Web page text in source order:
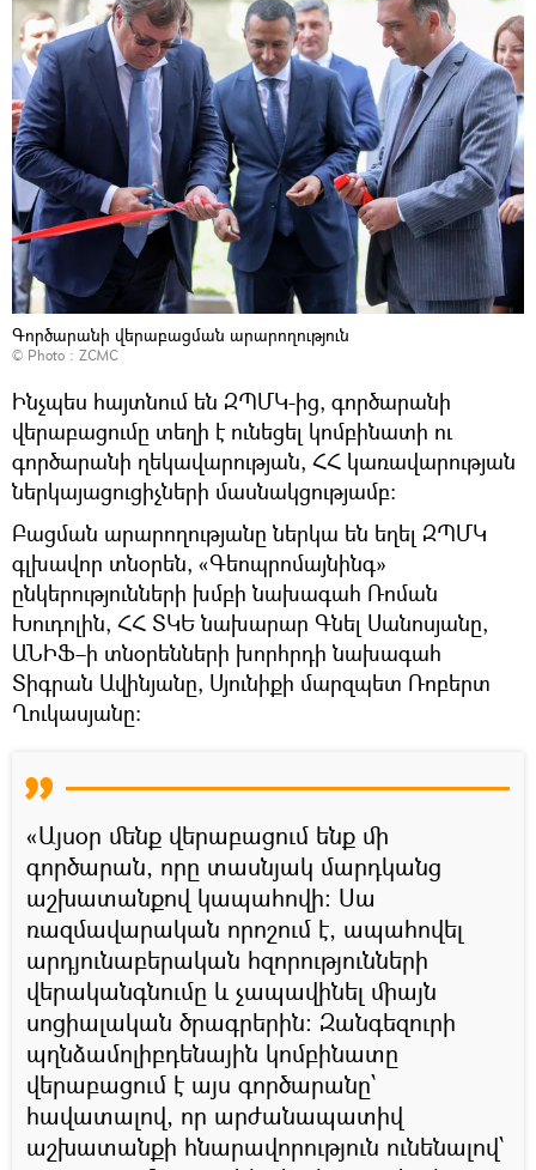
Գործարանի վերաբացման արարողություն
© Photo : ZCMC
Ինչպես հայտնում են ԶՊՄԿ-ից, գործարանի
վերաբացումը տեղի է ունեցել կոմբինատի ու
գործարանի ղեկավարության, ՀՀ կառավարության
ներկայացուցիչների մասնակցությամբ։
Բացման արարողությանը ներկա են եղել ԶՊՄԿ
գլխավոր տնօրեն, «Գեոպրոմայնինգ»
ընկերությունների խմբի նախագահ Ռոման
Խուդոլին, ՀՀ ՏԿԵ նախարար Գնել Սանոսյանը,
ԱՆԻՖ–ի տնօրենների խորհրդի նախագահ
Տիգրան Ավինյանը, Սյունիքի մարզպետ Ռոբերտ
Ղուկասյանը։
«Այսօր մենք վերաբացում ենք մի
գործարան, որը տասնյակ մարդկանց
աշխատանքով կապահովի։ Սա
ռազմավարական որոշում է, ապահովել
արդյունաբերական հզորությունների
վերականգնումը և չապավինել միայն
սոցիալական ծրագրերին։ Զանգեզուրի
պղնձամոլիբդենային կոմբինատը
վերաբացում է այս գործարանը՝
հավատալով, որ արժանապատիվ
աշխատանքի հնարավորություն ունենալով՝